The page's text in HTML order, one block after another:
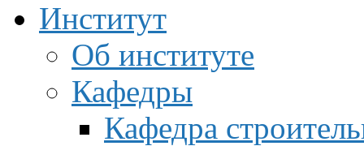
Институт
Об институте
Кафедры
Кафедра